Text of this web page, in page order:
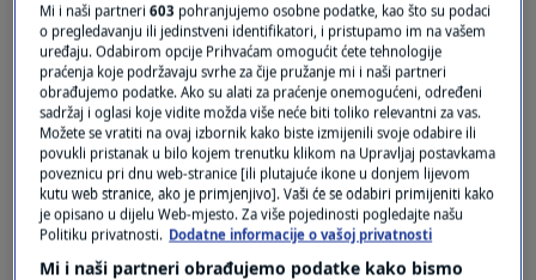
Oglas
TRAGEDIJA U VELIKOJ GORICI
U školu stiže krizni tim: Učiteljice i hitna
pomoć 50 minuta pokušavale spasiti
Mi i naši partneri603 pohranjujemo osobne podatke, kao što su podaci
o pregledavanju ili jedinstveni identifikatori, i pristupamo im na vašem
uređaju. Odabirom opcije Prihvaćam omogućit ćete tehnologije
praćenja koje podržavaju svrhe za čije pružanje mi i naši partneri
obrađujemo podatke. Ako su alati za praćenje onemogućeni, određeni
sadržaj i oglasi koje vidite možda više neće biti toliko relevantni za vas.
Možete se vratiti na ovaj izbornik kako biste izmijenili svoje odabire ili
povukli pristanak u bilo kojem trenutku klikom na Upravljaj postavkama
poveznicu pri dnu web-stranice [ili plutajuće ikone u donjem lijevom
kutu web stranice, ako je primjenjivo]. Vaši će se odabiri primijeniti kako
je opisano u dijelu Web-mjesto. Za više pojedinosti pogledajte našu
Politiku privatnosti. Dodatne informacije o vašoj privatnosti
Mi i naši partneri obrađujemo podatke kako bismo